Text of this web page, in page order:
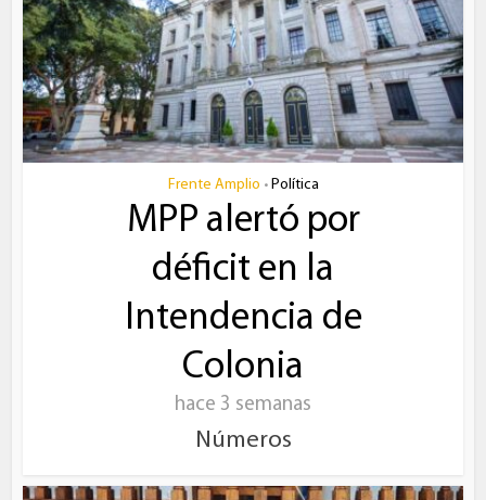
Frente Amplio • Política
MPP alertó por
déficit en la
Intendencia de
Colonia
hace 3 semanas
Números